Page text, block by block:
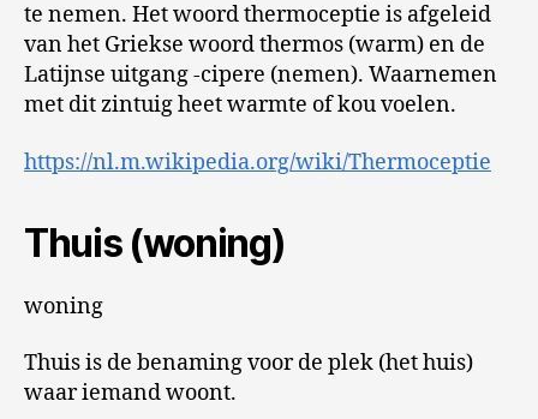
te nemen. Het woord thermoceptie is afgeleid
van het Griekse woord thermos (warm) en de
Latijnse uitgang -cipere (nemen). Waarnemen
met dit zintuig heet warmte of kou voelen.
https://nl.m.wikipedia.org/wiki/Thermoceptie
Thuis (woning)
woning
Thuis is de benaming voor de plek (het huis)
waar iemand woont.